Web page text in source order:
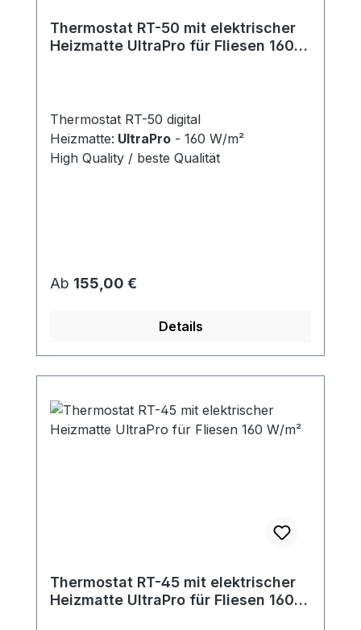
Thermostat RT-50 mit elektrischer
Heizmatte UltraPro für Fliesen 160
Thermostat RT-50 digital
Heizmatte: UltraPro - 160 W/m²
High Quality / beste Qualität
Regulärer Preis:
Ab 155,00 €
Details
Thermostat RT-45 mit elektrischer
Heizmatte UltraPro für Fliesen 160